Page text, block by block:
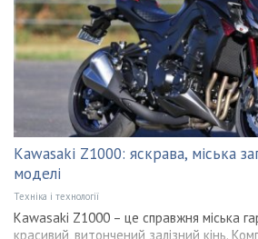
Kawasaki Z1000: яскрава, міська
моделі
Техніка і технології
Kawasaki Z1000 – це справжня міська
красивий, витончений залізний кінь.